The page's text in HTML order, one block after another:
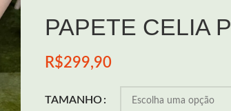
PAPETE CELIA
R$299,90
TAMANHO